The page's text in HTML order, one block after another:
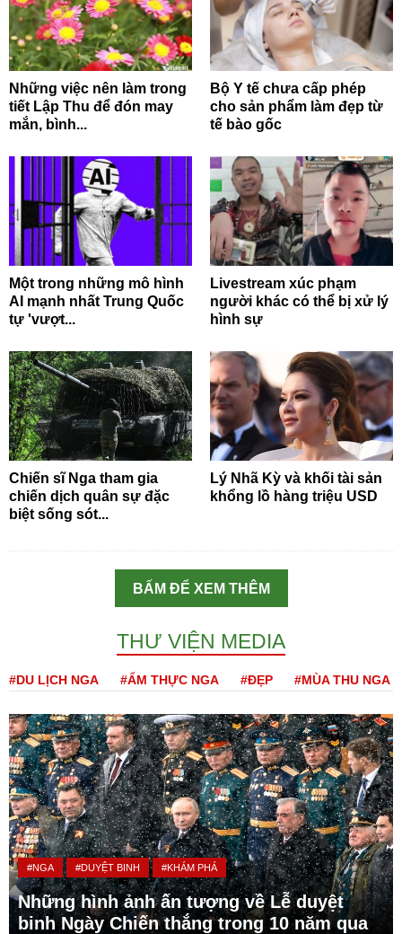
Những việc nên làm trong
tiết Lập Thu để đón may
mắn, bình...
Bộ Y tế chưa cấp phép
cho sản phẩm làm đẹp từ
tế bào gốc
Một trong những mô hình
AI mạnh nhất Trung Quốc
tự 'vượt...
Livestream xúc phạm
người khác có thể bị xử lý
hình sự
Chiến sĩ Nga tham gia
chiến dịch quân sự đặc
biệt sống sót...
Lý Nhã Kỳ và khối tài sản
khổng lồ hàng triệu USD
BẤM ĐỂ XEM THÊM
THƯ VIỆN MEDIA
#DU LỊCH NGA #ẨM THỰC NGA #ĐẸP #MÙA THU NGA
#NGA #DUYỆT BINH #KHÁM PHÁ
Những hình ảnh ấn tượng về Lễ duyệt
binh Ngày Chiến thắng trong 10 năm qua